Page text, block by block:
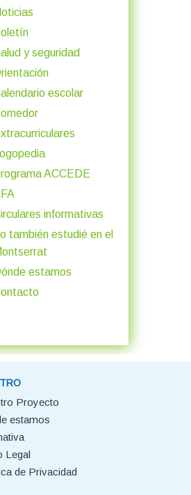
y seguridad
escolar
ACCEDE
informativas
también estudié en el
estamos
Proyecto
estamos
Legal
de Privacidad